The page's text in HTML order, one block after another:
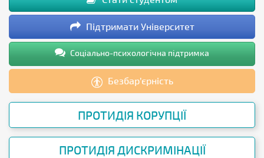
Підтримати Університет
Соціально-психологічна підтримка
Безбар’єрність
ПРОТИДІЯ КОРУПЦІЇ
ПРОТИДІЯ ДИСКРИМІНАЦІЇ